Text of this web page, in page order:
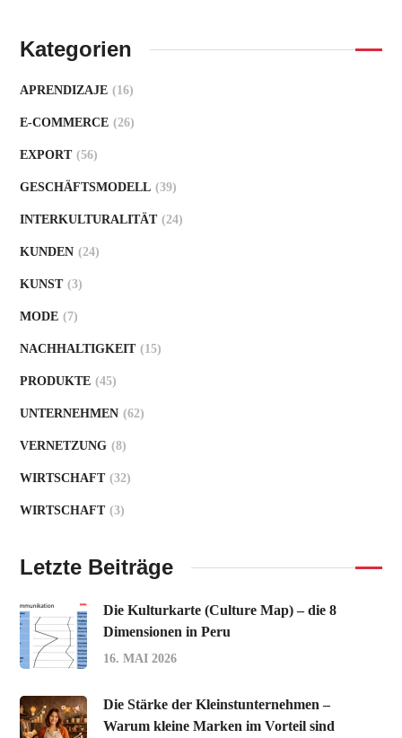
Kategorien
APRENDIZAJE (16)
E-COMMERCE (26)
EXPORT (56)
GESCHÄFTSMODELL (39)
INTERKULTURALITÄT (24)
KUNDEN (24)
KUNST (3)
MODE (7)
NACHHALTIGKEIT (15)
PRODUKTE (45)
UNTERNEHMEN (62)
VERNETZUNG (8)
WIRTSCHAFT (32)
WIRTSCHAFT (3)
Letzte Beiträge
Die Kulturkarte (Culture Map) – die 8
Dimensionen in Peru
16. MAI 2026
Die Stärke der Kleinstunternehmen –
Warum kleine Marken im Vorteil sind